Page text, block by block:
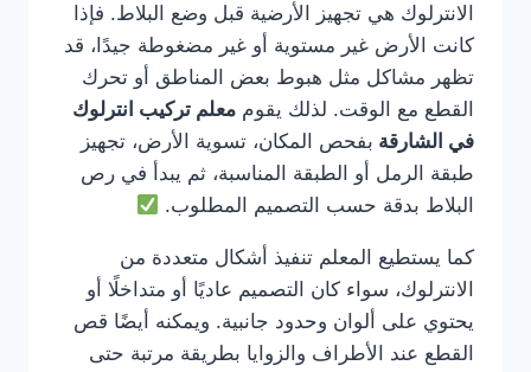
الانترلوك هي تجهيز الأرضية قبل وضع البلاط. فإذا
كانت الأرض غير مستوية أو غير مضغوطة جيدًا، قد
تظهر مشاكل مثل هبوط بعض المناطق أو تحرك
القطع مع الوقت. لذلك يقوم معلم تركيب انترلوك
في الشارقة بفحص المكان، تسوية الأرض، تجهيز
طبقة الرمل أو الطبقة المناسبة، ثم يبدأ في رص
البلاط بدقة حسب التصميم المطلوب.
كما يستطيع المعلم تنفيذ أشكال متعددة من
الانترلوك، سواء كان التصميم عاديًا أو متداخلًا أو
يحتوي على ألوان وحدود جانبية. ويمكنه أيضًا قص
القطع عند الأطراف والزوايا بطريقة مرتبة حتى